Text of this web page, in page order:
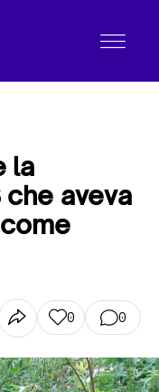
la
aveva
0 0